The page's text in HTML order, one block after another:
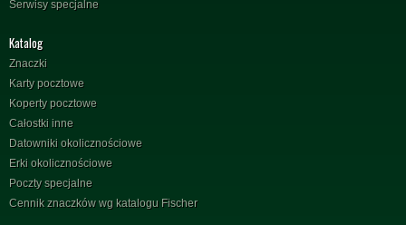
Serwisy specjalne
Katalog
Znaczki
Karty pocztowe
Koperty pocztowe
Całostki inne
Datowniki okolicznościowe
Erki okolicznościowe
Poczty specjalne
Cennik znaczków wg katalogu Fischer